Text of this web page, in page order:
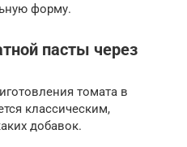
форму.
пасты через
томата в
классическим,
добавок.